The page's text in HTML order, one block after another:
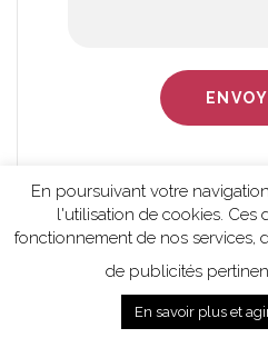
POWERED BY
En poursuivant votre
l'utilisation de cookies. Ces
fonctionnement de nos services,
de publicités
En savoir plus et